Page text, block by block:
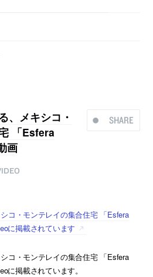
SHARE
、メキシコ・
「Esfera
画
コ・モンテレイの集合住宅 「Esfera
に掲載されています
コ・モンテレイの集合住宅 「Esfera
に掲載されています。